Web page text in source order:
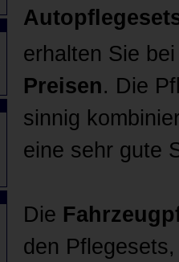
erhalten Sie
Preisen. Die
sinnig
eine sehr gute
Die
den